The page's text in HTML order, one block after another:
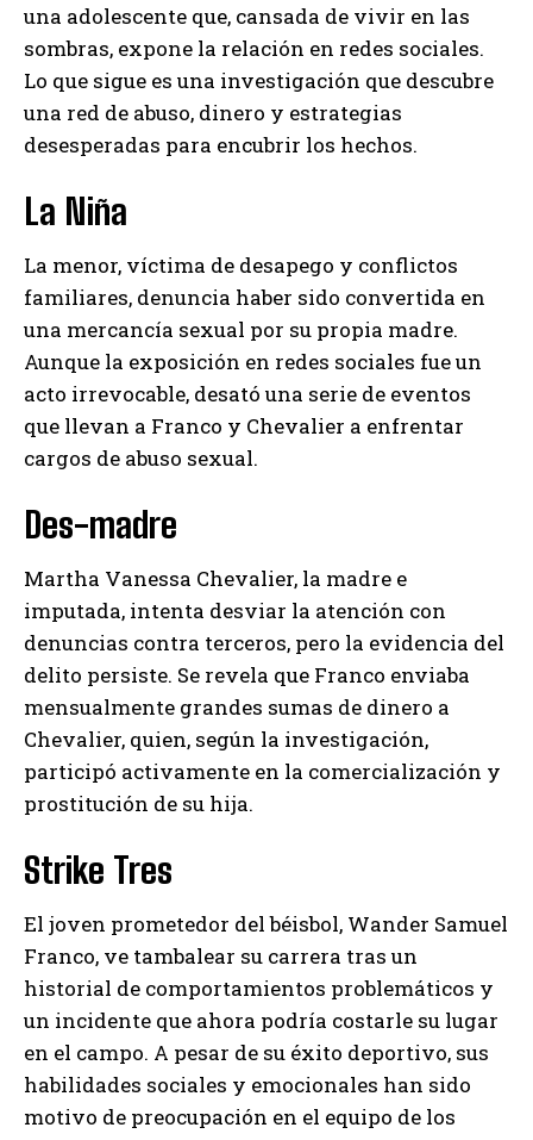
una adolescente que, cansada de vivir en las
sombras, expone la relación en redes sociales.
Lo que sigue es una investigación que descubre
una red de abuso, dinero y estrategias
desesperadas para encubrir los hechos.
La Niña
La menor, víctima de desapego y conflictos
familiares, denuncia haber sido convertida en
una mercancía sexual por su propia madre.
Aunque la exposición en redes sociales fue un
acto irrevocable, desató una serie de eventos
que llevan a Franco y Chevalier a enfrentar
cargos de abuso sexual.
Des-madre
Martha Vanessa Chevalier, la madre e
imputada, intenta desviar la atención con
denuncias contra terceros, pero la evidencia del
delito persiste. Se revela que Franco enviaba
mensualmente grandes sumas de dinero a
Chevalier, quien, según la investigación,
participó activamente en la comercialización y
prostitución de su hija.
Strike Tres
El joven prometedor del béisbol, Wander Samuel
Franco, ve tambalear su carrera tras un
historial de comportamientos problemáticos y
un incidente que ahora podría costarle su lugar
en el campo. A pesar de su éxito deportivo, sus
habilidades sociales y emocionales han sido
motivo de preocupación en el equipo de los